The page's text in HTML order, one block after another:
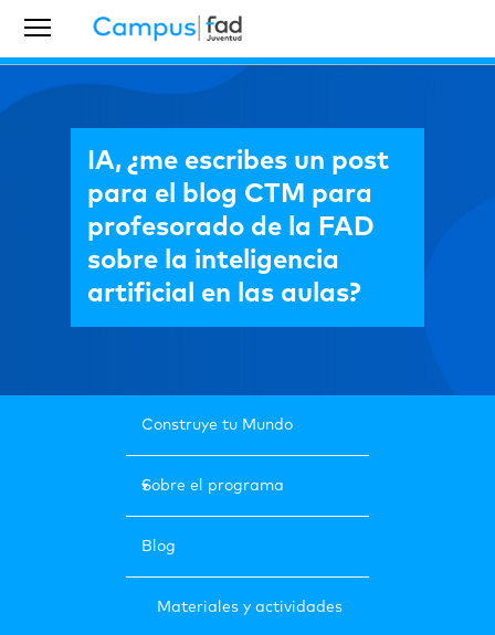
IA, ¿me escribes un post
para el blog CTM para
profesorado de la FAD
sobre la inteligencia
artificial en las aulas?
Construye tu Mundo
Sobre el programa
Blog
Materiales y actividades